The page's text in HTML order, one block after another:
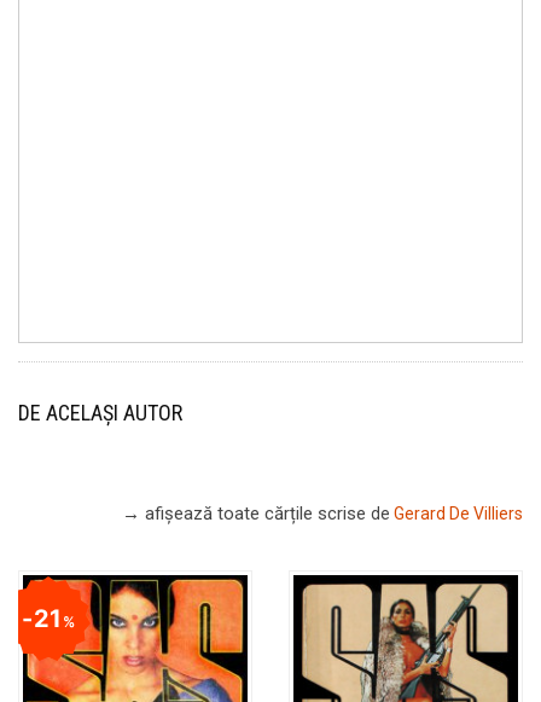
DE ACELAȘI AUTOR
→ afișează toate cărțile scrise de Gerard De Villiers
21%